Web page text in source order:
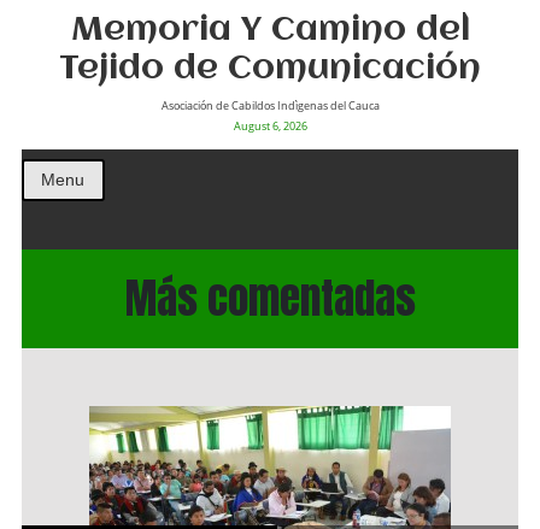
Memoria Y Camino del
Tejido de Comunicación
Asociación de Cabildos Indìgenas del Cauca
August 6, 2026
Menu
Más comentadas